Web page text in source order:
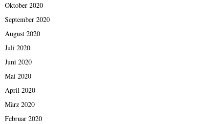
Oktober 2020
September 2020
August 2020
Juli 2020
Juni 2020
Mai 2020
April 2020
März 2020
Februar 2020